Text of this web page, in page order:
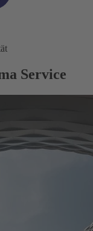
Service